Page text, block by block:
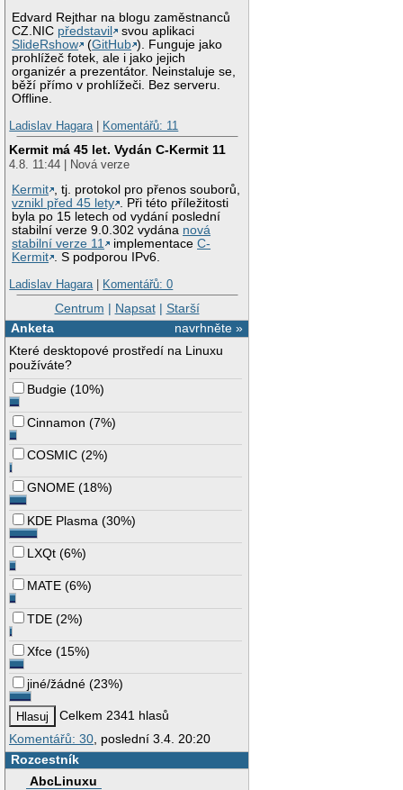
Edvard Rejthar na blogu zaměstnanců
CZ.NIC představil
svou aplikaci
SlideRshow
(GitHub ). Funguje jako
prohlížeč fotek, ale i jako jejich
organizér a prezentátor. Neinstaluje se,
běží přímo v prohlížeči. Bez serveru.
Offline.
Ladislav Hagara| Komentářů: 11
Kermit má 45 let. Vydán C-Kermit 11
4.8. 11:44 | Nová verze
Kermit , tj. protokol pro přenos souborů,
vznikl před 45 lety . Při této příležitosti
byla po 15 letech od vydání poslední
stabilní verze 9.0.302 vydána nová
stabilní verze 11
implementaceC-
Kermit . S podporou IPv6.
Ladislav Hagara| Komentářů: 0
Centrum | Napsat| Starší
navrhněte »
Anketa
Které desktopové prostředí na Linuxu
používáte?
Budgie (10%)
Cinnamon (7%)
COSMIC (2%)
GNOME (18%)
KDE Plasma (30%)
LXQt (6%)
MATE (6%)
TDE (2%)
Xfce (15%)
jiné/žádné (23%)
Celkem 2341 hlasů
Komentářů: 30 , poslední 3.4. 20:20
Rozcestník
AbcLinuxu